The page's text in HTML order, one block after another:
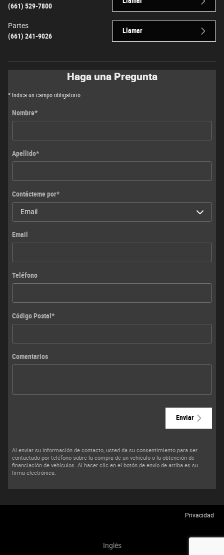
(661) 529-7800
Llamar
Partes
(661) 241-9026
Haga una Pregunta
* Indica un campo obligatorio
Nombre*
Apellido*
Contácteme por*
Email
Teléfono
Código Postal *
Comentarios
Enviar
Al enviar su información de contacto, usted da su consentimiento para ser
contactado por teléfono sobre la compra de un vehículo o la obtención de
financiación de vehículos. Al hacer clic en el botón de envío de arriba es su
firma electrónica.
Privacidad
Inglés